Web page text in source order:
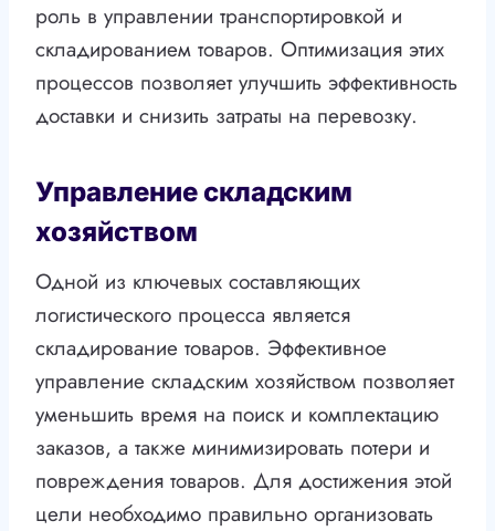
роль в управлении транспортировкой и
складированием товаров. Оптимизация этих
процессов позволяет улучшить эффективность
доставки и снизить затраты на перевозку.
Управление складским
хозяйством
Одной из ключевых составляющих
логистического процесса является
складирование товаров. Эффективное
управление складским хозяйством позволяет
уменьшить время на поиск и комплектацию
заказов, а также минимизировать потери и
повреждения товаров. Для достижения этой
цели необходимо правильно организовать